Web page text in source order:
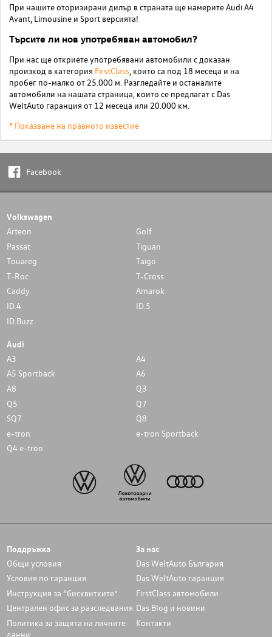
При нашите оторизирани дилър в страната ще намерите Audi A4
Avant, Limousine и Sport версията!
Търсите ли нов употребяван автомобил?
При нас ще откриете употребявани автомобили с доказан
произход в категория FirstClass , които са под 18 месеца и на
пробег по-малко от 25.000 м. Разгледайте и останалите
автомобили на нашата страница, които се предлагат с Das
WeltAuto гаранция от 12 месеца или 20.000 км.
* Показване на правното известие
Facebook
Volkswagen
Arteon
Golf
Passat
Tiguan
Touareg
Taigo
T-Roc
T-Cross
Caddy
Amarok
ID.4
ID.5
ID.Buzz
Audi
A3
A4
A5 Sportback
A6
A8
Q3
Q5
Q7
SQ7
Q8
e-tron
e-tron Sportback
Q4 e-tron
Поддръжка
Общи условия
Условия по гаранция
Инструкция за “бисквитките”
Централен офис за разследвания
Политика за защита на личните
данни
За нас
Das WeltAuto България
Das WeltAuto гаранция
FirstClass автомобили
Das Blog и новини
Контакти